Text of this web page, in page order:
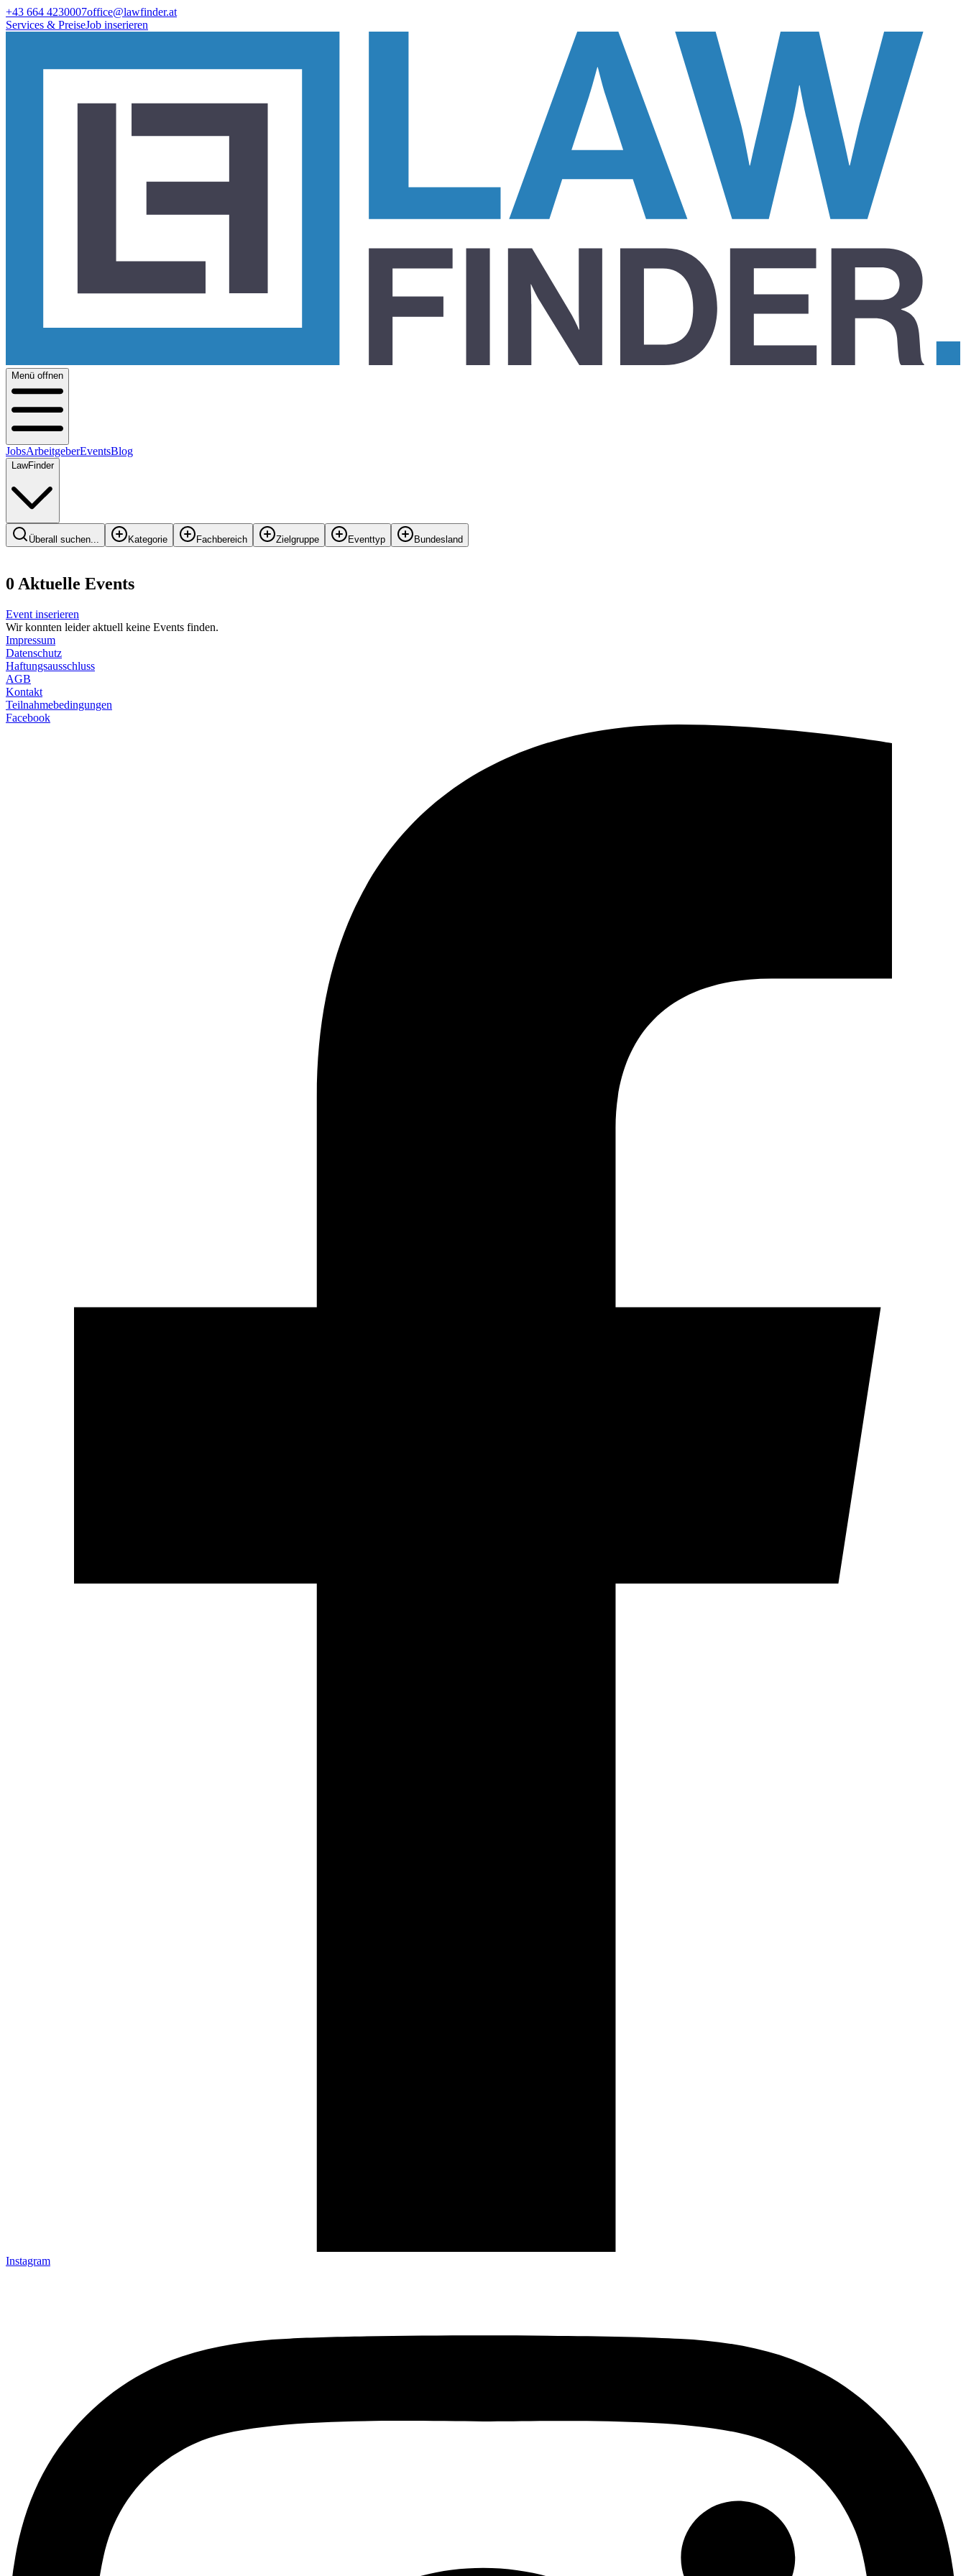
+43 664 4230007office@lawfinder.at
Services & PreiseJob inserieren
Menü offnen
JobsArbeitgeberEventsBlog
LawFinder
Überall suchen... Kategorie Fachbereich Zielgruppe Eventtyp Bundesland
0 Aktuelle Events
Event inserieren
Wir konnten leider aktuell keine Events finden.
Impressum
Datenschutz
Haftungsausschluss
AGB
Kontakt
Teilnahmebedingungen
Facebook
Instagram